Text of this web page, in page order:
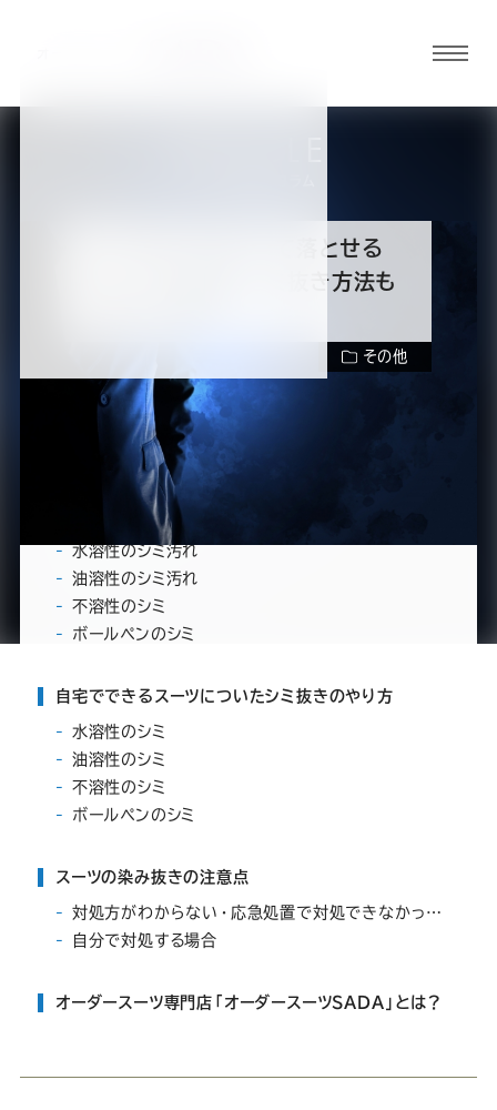
ー
ス
ー
ツ
SADA
の
公
式
Youtube
ー
ダ
ー
ス
ー
ツ
SADA
の
公
式
Facebook
ー
ダ
ー
ス
ー
ツ
の
公
式
Twitter
ー
ダ
ツ
公
Instagram
ー
ツ
LINE
スーツのシミ汚れって落とせる
の？シミの種類・シミ抜き方法も
その他
シミの種類や判断基準
水溶性のシミ汚れ
油溶性のシミ汚れ
不溶性のシミ
ボールペンのシミ
自宅でできるスーツについたシミ抜きのやり方
水溶性のシミ
油溶性のシミ
不溶性のシミ
ボールペンのシミ
スーツの染み抜きの注意点
対処方がわからない・応急処置で対処できなかった場合
自分で対処する場合
オーダースーツ専門店「オーダースーツSADA」とは？